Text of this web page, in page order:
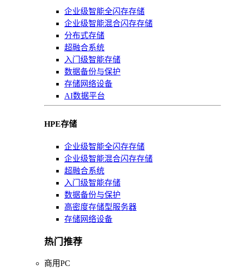
企业级智能全闪存存储
企业级智能混合闪存存储
分布式存储
超融合系统
入门级智能存储
数据备份与保护
存储网络设备
AI数据平台
HPE存储
企业级智能全闪存存储
企业级智能混合闪存存储
超融合系统
入门级智能存储
数据备份与保护
高密度存储型服务器
存储网络设备
热门推荐
商用PC